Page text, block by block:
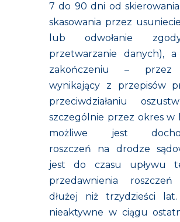
7 do 90 dni od
skasowania przez
lub odwołanie
przetwarzanie danych),
zakończeniu – przez
wynikający z przepisów
przeciwdziałaniu
szczególnie przez okres w
możliwe jest
roszczeń na drodze
jest do czasu upływu
przedawnienia
dłużej niż trzydzieści
nieaktywne w ciągu